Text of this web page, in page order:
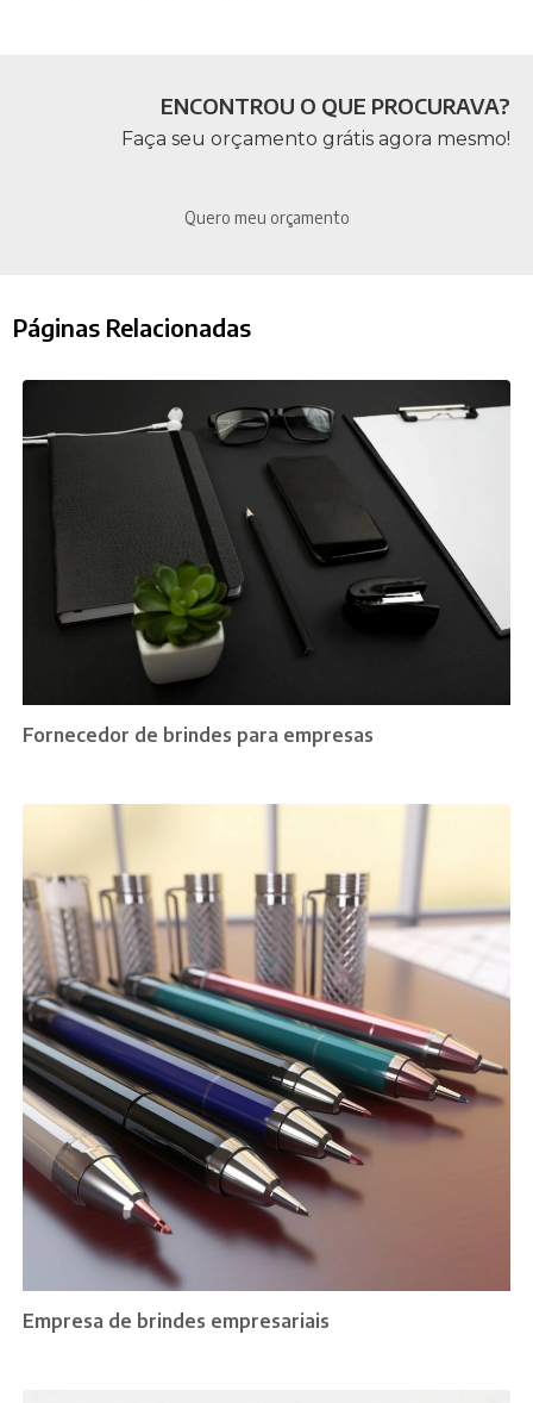
ENCONTROU O QUE PROCURAVA?
Faça seu orçamento grátis agora mesmo!
Quero meu orçamento
Páginas Relacionadas
Fornecedor de brindes para empresas
Empresa de brindes empresariais